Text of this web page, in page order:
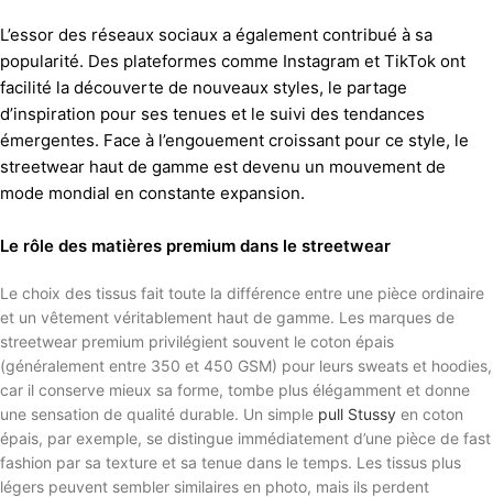
L’essor des réseaux sociaux a également contribué à sa
popularité. Des plateformes comme Instagram et TikTok ont ​​
facilité la découverte de nouveaux styles, le partage
d’inspiration pour ses tenues et le suivi des tendances
émergentes. Face à l’engouement croissant pour ce style, le
streetwear haut de gamme est devenu un mouvement de
mode mondial en constante expansion.
Le rôle des matières premium dans le streetwear
Le choix des tissus fait toute la différence entre une pièce ordinaire
et un vêtement véritablement haut de gamme. Les marques de
streetwear premium privilégient souvent le coton épais
(généralement entre 350 et 450 GSM) pour leurs sweats et hoodies,
car il conserve mieux sa forme, tombe plus élégamment et donne
une sensation de qualité durable. Un simple pull Stussy en coton
épais, par exemple, se distingue immédiatement d’une pièce de fast
fashion par sa texture et sa tenue dans le temps. Les tissus plus
légers peuvent sembler similaires en photo, mais ils perdent